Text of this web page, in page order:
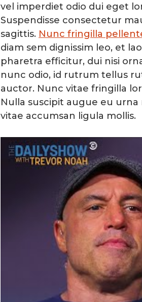
vel imperdiet odio dui eget
Suspendisse consectetur
sagittis. Nunc fringilla
diam sem dignissim leo, et
pharetra efficitur, dui nisi
nunc odio, id rutrum tellus
auctor. Nunc vitae fringilla
Nulla suscipit augue eu
vitae accumsan ligula mollis.